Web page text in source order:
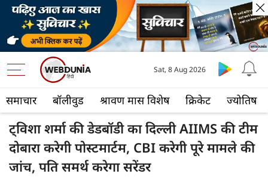
समाचार बॉलीवुड श्रावण मास विशेष क्रिकेट ज्योतिष
Sat, 8 Aug 2026
ट्विशा शर्मा की डेडबॉडी का दिल्ली AIIMS की टीम
दोबारा करेगी पोस्टमार्टम, CBI करेगी पूरे मामले की
जांच, पति समर्थ करेगा सरेंडर